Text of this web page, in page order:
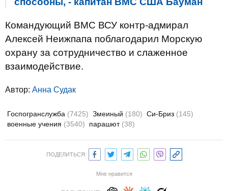
Командующий ВМС ВСУ контр-адмирал
Алексей Неижпапа поблагодарил Морскую
охрану за сотрудничество и слаженное
взаимодействие.
Автор: Анна Судак
Госпогранслужба (7425) Змеиный (180) Си-Бриз (145)
военные учения (3540) парашют (38)
ПОДЕЛИТЬСЯ:
Мне нравится